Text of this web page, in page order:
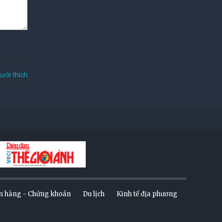
thích
hàng - Chứng khoán Du lịch Kinh tế địa phương